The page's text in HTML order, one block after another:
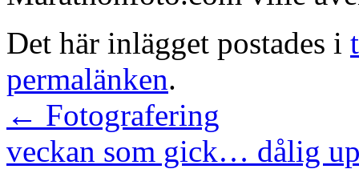
Det här inlägget postades i
permalänken.
← Fotografering
veckan som gick… dålig